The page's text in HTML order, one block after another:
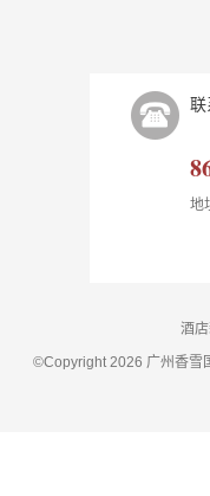
联
地
酒
©Copyright 2026 广州香雪